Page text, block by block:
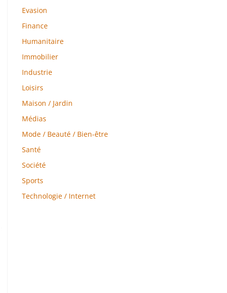
Evasion
Finance
Humanitaire
Immobilier
Industrie
Loisirs
Maison / Jardin
Médias
Mode / Beauté / Bien-être
Santé
Société
Sports
Technologie / Internet